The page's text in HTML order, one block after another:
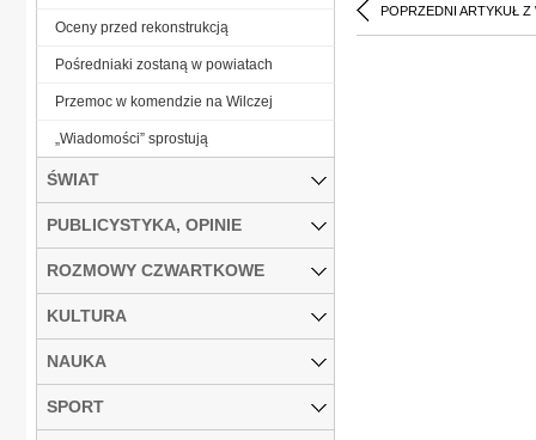
POPRZEDNI ARTYKUŁ Z
Oceny przed rekonstrukcją
Pośredniaki zostaną w powiatach
Przemoc w komendzie na Wilczej
„Wiadomości” sprostują
ŚWIAT
PUBLICYSTYKA, OPINIE
ROZMOWY CZWARTKOWE
KULTURA
NAUKA
SPORT